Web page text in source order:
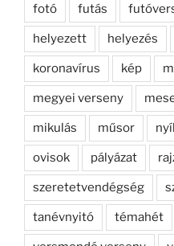
fotó futás
helyezett helyezés
koronavírus kép
megyei verseny
mikulás műsor
ovisok pályázat
szeretetvendégség
tanévnyitó témahét